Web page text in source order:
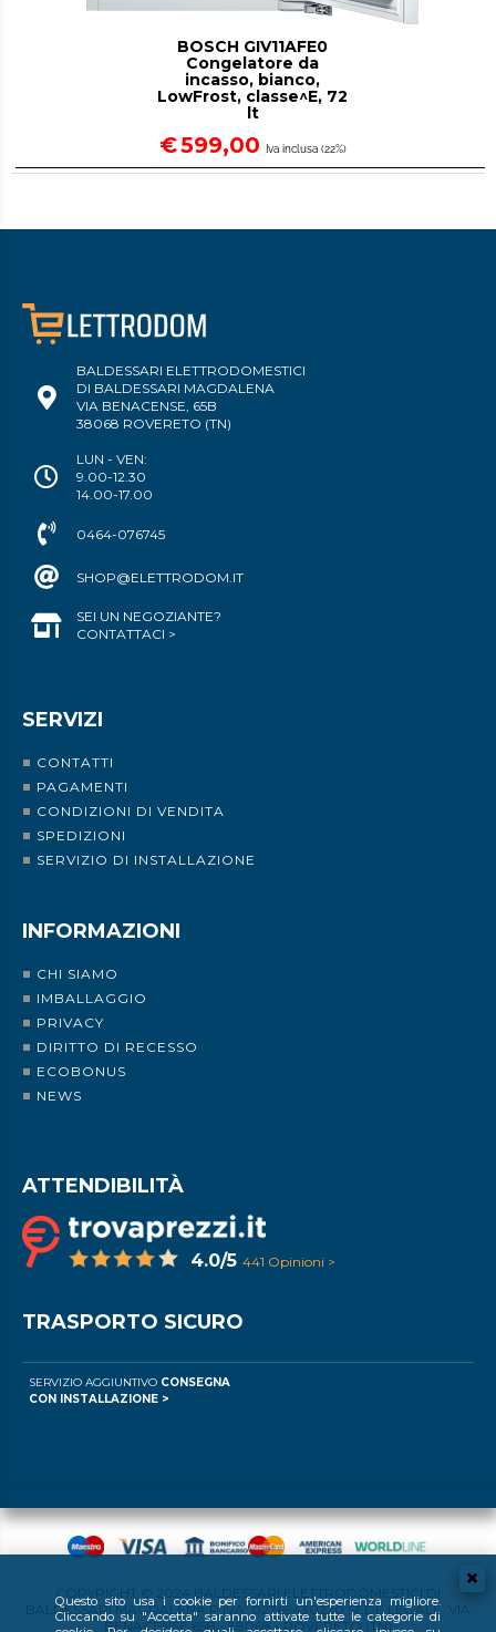
Questo sito usa i cookie per fornirti un'esperienza migliore.
Cliccando su "Accetta" saranno attivate tutte le categorie di
BOSCH GIV11AFE0
Congelatore da
incasso, bianco,
LowFrost, classe^E, 72
lt
€599,00 Iva inclusa (22%)
BALDESSARI ELETTRODOMESTICI
DI BALDESSARI MAGDALENA
VIA BENACENSE, 65B
38068 ROVERETO (TN)
LUN - VEN:
9.00-12.30
14.00-17.00
0464-076745
SHOP@ELETTRODOM.IT
SEI UN NEGOZIANTE?
CONTATTACI >
SERVIZI
CONTATTI
PAGAMENTI
CONDIZIONI DI VENDITA
SPEDIZIONI
SERVIZIO DI INSTALLAZIONE
INFORMAZIONI
CHI SIAMO
IMBALLAGGIO
PRIVACY
DIRITTO DI RECESSO
ECOBONUS
NEWS
ATTENDIBILITÀ
4.0/5 441 Opinioni >
TRASPORTO SICURO
SERVIZIO AGGIUNTIVO CONSEGNA
CON INSTALLAZIONE >
COPYRIGHT © 2024 BALDESSARI ELETTRODOMESTICI DI
BALDESSARI MAGDALENA P.IVA: 02769430220 SEDE LEGALE: VIA
BENACENSE 65B - 38068 - ROVERETO (TN)